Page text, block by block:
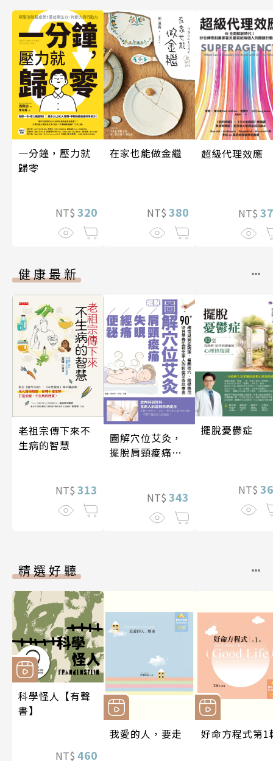
一分鐘，壓力就
歸零
NT$ 320
在家也能做金繼
NT$ 380
超級代理效應
NT$
健康最新
老祖宗傳下來不
生病的智慧
NT$ 313
圖解穴位艾灸，
擺脫肩頸痠痛、
NT$ 343
擺脫憂鬱症
NT$
精選好聽
科學怪人【有聲
書】
NT$ 460
我愛的人，要走 好命方程式第1